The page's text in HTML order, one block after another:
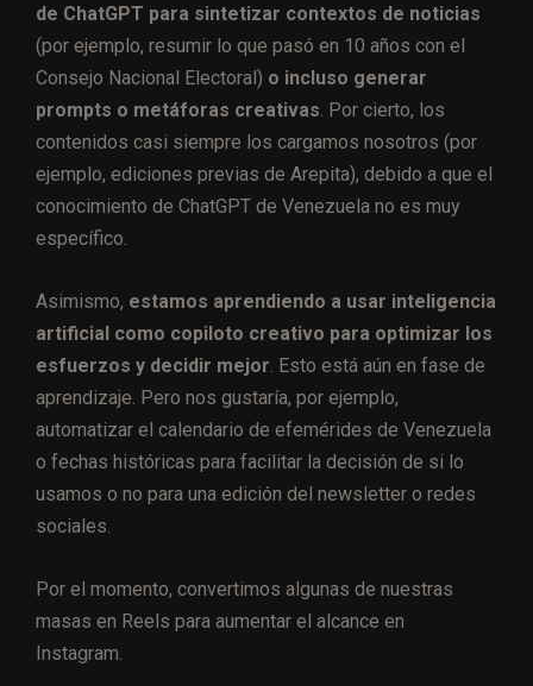
de ChatGPT para sintetizar contextos de noticias
(por ejemplo, resumir lo que pasó en 10 años con el
Consejo Nacional Electoral) o incluso generar
prompts o metáforas creativas. Por cierto, los
contenidos casi siempre los cargamos nosotros (por
ejemplo, ediciones previas de Arepita), debido a que el
conocimiento de ChatGPT de Venezuela no es muy
específico.
Asimismo, estamos aprendiendo a usar inteligencia
artificial como copiloto creativo para optimizar los
esfuerzos y decidir mejor. Esto está aún en fase de
aprendizaje. Pero nos gustaría, por ejemplo,
automatizar el calendario de efemérides de Venezuela
o fechas históricas para facilitar la decisión de si lo
usamos o no para una edición del newsletter o redes
sociales.
Por el momento, convertimos algunas de nuestras
masas en Reels para aumentar el alcance en
Instagram.